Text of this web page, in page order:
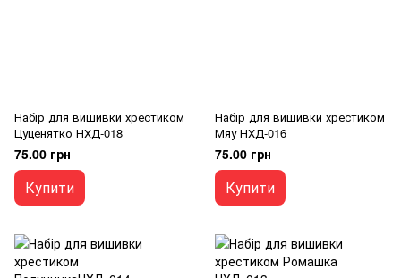
Набір для вишивки хрестиком
Цуценятко НХД-018
75.00 грн
Купити
Набір для вишивки хрестиком
Мяу НХД-016
75.00 грн
Купити